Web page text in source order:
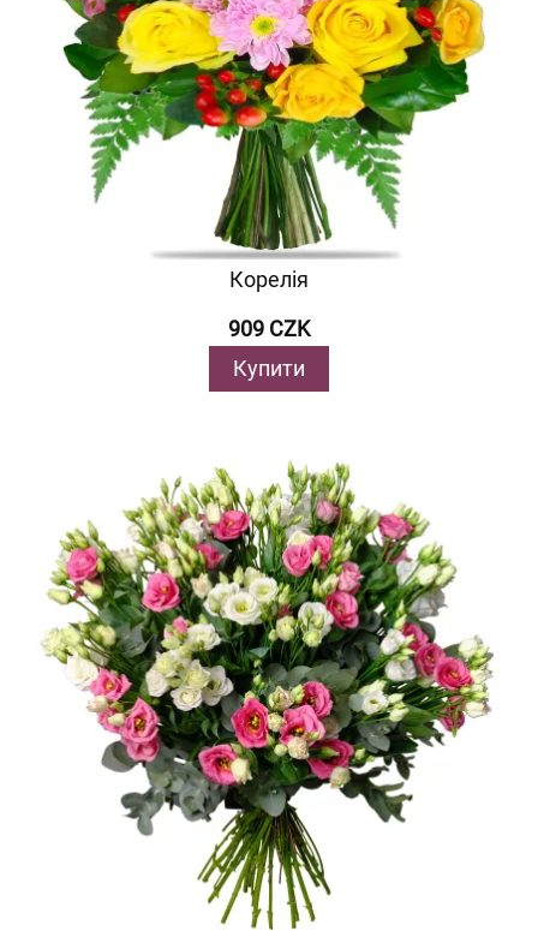
Корелія
909 CZK
Купити